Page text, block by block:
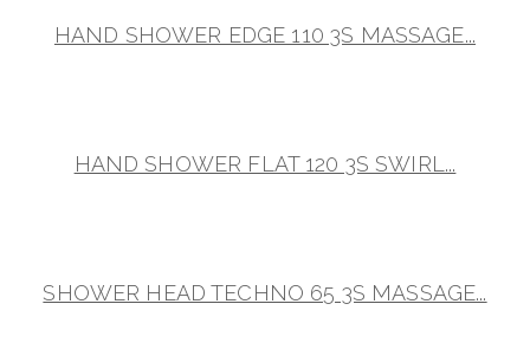
HAND SHOWER EDGE 110 3S MASSAGE...
HAND SHOWER FLAT 120 3S SWIRL...
SHOWER HEAD TECHNO 65 3S MASSAGE...